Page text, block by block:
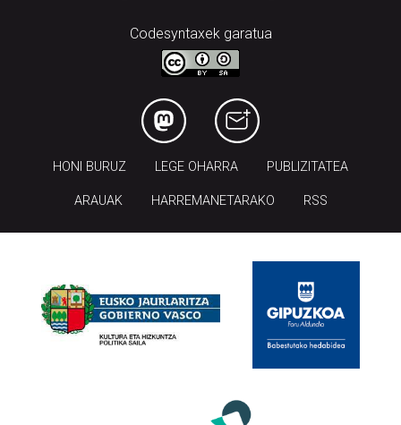
Codesyntaxek garatua
HONI BURUZ LEGE OHARRA PUBLIZITATEA
ARAUAK HARREMANETARAKO RSS